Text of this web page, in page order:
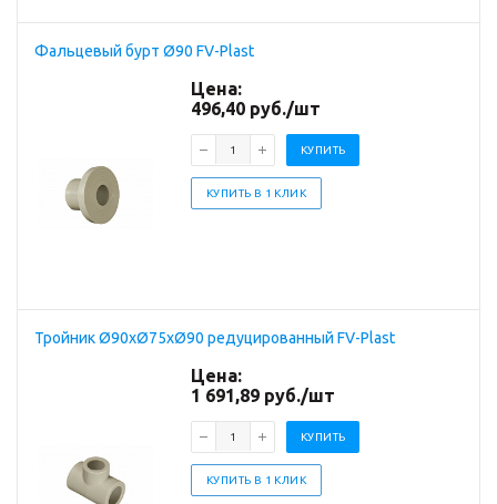
Фальцевый бурт Ø90 FV-Plast
Цена:
496,40 руб./шт
КУПИТЬ
КУПИТЬ В 1 КЛИК
Тройник Ø90хØ75хØ90 редуцированный FV-Plast
Цена:
1 691,89 руб./шт
КУПИТЬ
КУПИТЬ В 1 КЛИК